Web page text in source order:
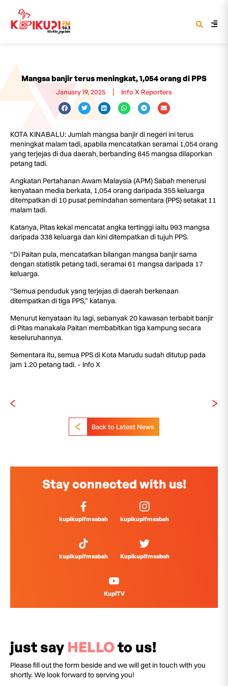
Mangsa banjir terus meningkat, 1,054 orang di PPS
January 19, 2025 Info X Reporters
KOTA KINABALU: Jumlah mangsa banjir di negeri ini terus
meningkat malam tadi, apabila mencatatkan seramai 1,054 orang
yang terjejas di dua daerah, berbanding 845 mangsa dilaporkan
petang tadi.
Angkatan Pertahanan Awam Malaysia (APM) Sabah menerusi
kenyataan media berkata, 1,054 orang daripada 355 keluarga
ditempatkan di 10 pusat pemindahan sementara (PPS) setakat 11
malam tadi.
Katanya, Pitas kekal mencatat angka tertinggi iaitu 993 mangsa
daripada 338 keluarga dan kini ditempatkan di tujuh PPS.
“Di Paitan pula, mencatatkan bilangan mangsa banjir sama
dengan statistik petang tadi, seramai 61 mangsa daripada 17
keluarga.
“Semua penduduk yang terjejas di daerah berkenaan
ditempatkan di tiga PPS,” katanya.
Menurut kenyataan itu lagi, sebanyak 20 kawasan terbabit banjir
di Pitas manakala Paitan membabitkan tiga kampung secara
keseluruhannya.
Sementara itu, semua PPS di Kota Marudu sudah ditutup pada
jam 1.20 petang tadi. – Info X
Back to Latest News
Stay connected with us!
kupikupifmsabah kupikupifmsabah
kupikupifmsabah Kupikupifmsabah
KupiTV
just say HELLOto us!
Please fill out the form beside and we will get in touch with you
shortly. We look forward to serving you!